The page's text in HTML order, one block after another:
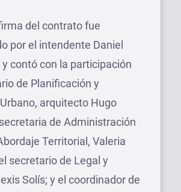
del contrato fue
por el intendente Daniel
contó con la participación
de Planificación y
arquitecto Hugo
de Administración
Territorial, Valeria
secretario de Legal y
Solís; y el coordinador de